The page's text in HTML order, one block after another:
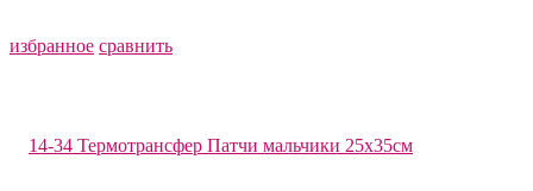
избранное сравнить